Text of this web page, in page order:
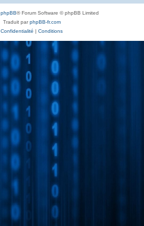
phpBB® Forum Software © phpBB Limited
Traduit parphpBB-fr.com
Confidentialité | Conditions